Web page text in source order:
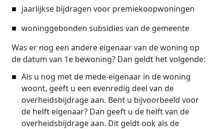
jaarlijkse bijdragen voor premiekoopwoningen
woninggebonden subsidies van de gemeente
Was er nog een andere eigenaar van de woning op
de datum van 1e bewoning? Dan geldt het volgende:
Als u nog met de mede-eigenaar in de woning
woont, geeft u een evenredig deel van de
overheidsbijdrage aan. Bent u bijvoorbeeld voor
de helft eigenaar? Dan geeft u de helft van de
overheidsbijdrage aan. Dit geldt ook als de